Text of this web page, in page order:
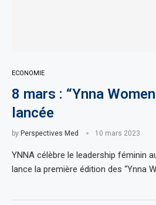
ECONOMIE
8 mars : “Ynna
lancée
by Perspectives Med 10 mars 2023
YNNA célèbre le leadership féminin
lance la première édition des “Ynna